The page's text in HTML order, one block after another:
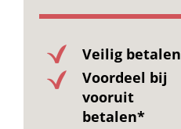
Veilig betalen
Voordeel bij
vooruit
betalen*